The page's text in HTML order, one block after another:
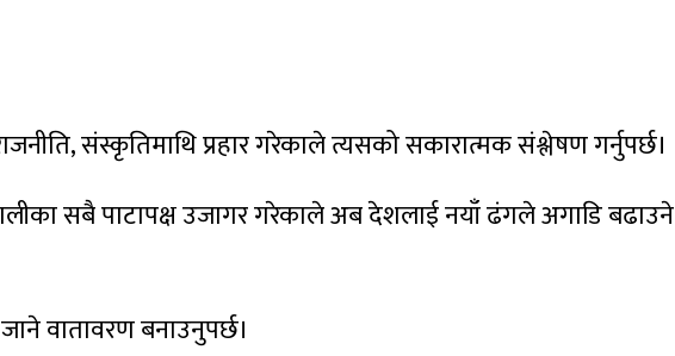
संस्कृतिमाथि प्रहार गरेकाले त्यसको सकारात्मक संश्लेषण गर्नुपर्छ।
सबै पाटापक्ष उजागर गरेकाले अब देशलाई नयाँ ढंगले अगाडि बढाउने
वातावरण बनाउनुपर्छ।